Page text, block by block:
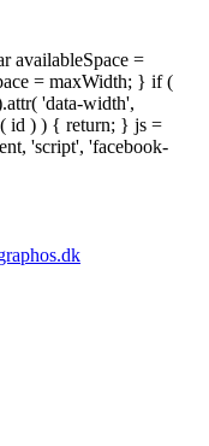
availableSpace =
= maxWidth; } if (
'data-width',
id ) ) { return; } js =
'script', 'facebook-